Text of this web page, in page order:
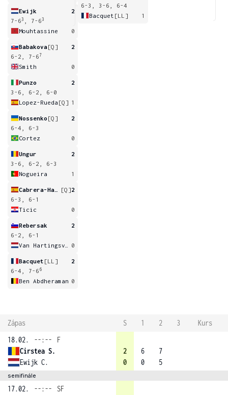
Ewijk
2
7-63 , 7-63
Mouhtassine 0
Babakova[Q]
2
6-2, 7-67
Smith 0
Punzo
2
3-6, 6-2, 6-0
Lopez-Rueda [Q] 1
Nossenko [Q]
2
6-4, 6-3
Cortez
0
Ungur
2
3-6, 6-2, 6-3
Nogueira
1
[Q]2
6-3, 6-1
Ticic
0
Rebersak
2
6-2, 6-1
0
Bacquet [LL]
2
6-4, 7-6 6
Ben Abdheraman 0
6-3, 3-6, 6-4
Bacquet [LL] 1
Zápas S 1 2 3
Kurs
18.02.
--:--
F
Cirstea S.
Ewijk C.
2
0
6
0
7
5
semifinále
17.02. --:--
SF